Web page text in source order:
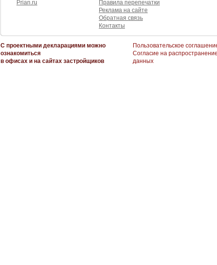
Prian.ru
Правила перепечатки
Реклама на сайте
Обратная связь
Контакты
С проектными декларациями можно
ознакомиться
в офисах и на сайтах застройщиков
Пользовательское
Согласие на
данных